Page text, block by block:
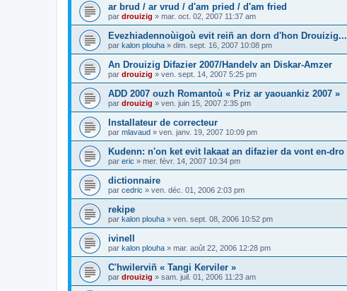
ar brud / ar vrud / d'am pried / d'am fried
par drouizig » mar. oct. 02, 2007 11:37 am
Evezhiadennoùigoù evit reiñ an dorn d'hon Drouizig...
par kalon plouha » dim. sept. 16, 2007 10:08 pm
An Drouizig Difazier 2007/Handelv an Diskar-Amzer
par drouizig » ven. sept. 14, 2007 5:25 pm
ADD 2007 ouzh Romantoù « Priz ar yaouankiz 2007 »
par drouizig » ven. juin 15, 2007 2:35 pm
Installateur de correcteur
par mlavaud » ven. janv. 19, 2007 10:09 pm
Kudenn: n'on ket evit lakaat an difazier da vont en-dro
par eric » mer. févr. 14, 2007 10:34 pm
dictionnaire
par cedric » ven. déc. 01, 2006 2:03 pm
rekipe
par kalon plouha » ven. sept. 08, 2006 10:52 pm
ivinell
par kalon plouha » mar. août 22, 2006 12:28 pm
C'hwilerviñ « Tangi Kerviler »
par drouizig » sam. juil. 01, 2006 11:23 am